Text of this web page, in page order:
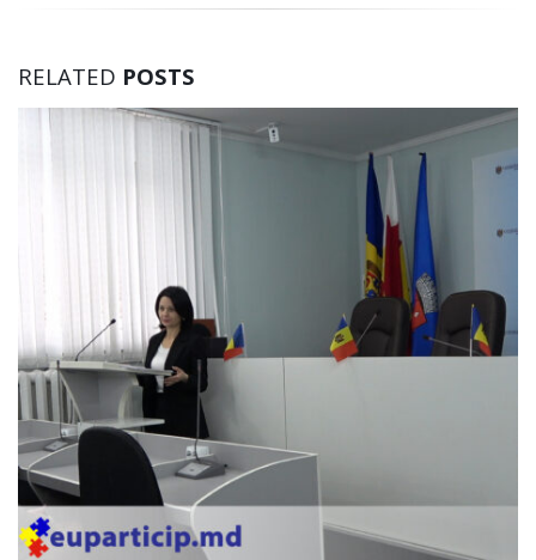
RELATED POSTS